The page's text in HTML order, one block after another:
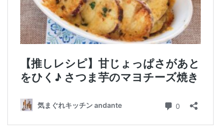
洋菓子 (焼き菓子)
洋菓子 (冷菓)
洋菓子 (その他)
和菓子
マクロビスイーツ・自然派おやつ